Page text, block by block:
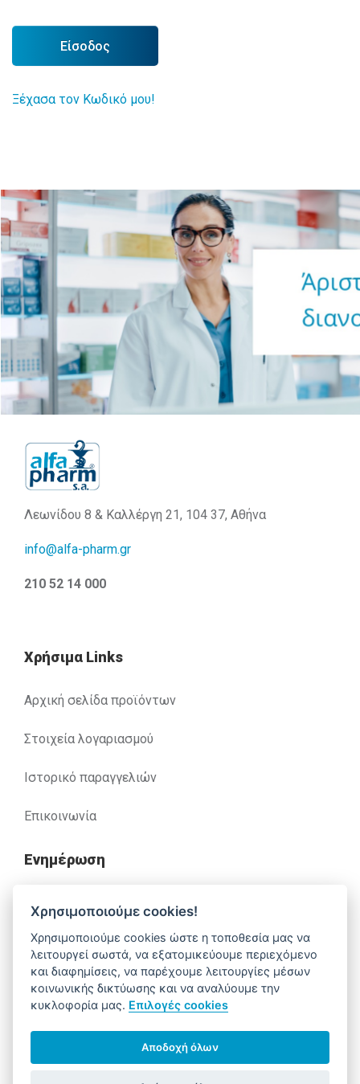
Είσοδος
Ξέχασα τον Κωδικό μου!
Λεωνίδου 8 & Καλλέργη 21, 104 37, Αθήνα
info@alfa-pharm.gr
210 52 14 000
Χρήσιμα Links
Αρχική σελίδα προϊόντων
Στοιχεία λογαριασμού
Ιστορικό παραγγελιών
Επικοινωνία
Ενημέρωση
Ανακλήσεις
Βοήθεια
Έχετε απορίες. Χρειάζεστε βοήθεια;
210 52 14 037 support@alfa-pharm.gr
Χρησιμοποιούμε cookies!
Χρησιμοποιούμε cookies ώστε η τοποθεσία μας να
λειτουργεί σωστά, να εξατομικεύουμε περιεχόμενο
και διαφημίσεις, να παρέχουμε λειτουργίες μέσων
κοινωνικής δικτύωσης και να αναλύουμε την
κυκλοφορία μας. Επιλογές cookies
Αποδοχή όλων